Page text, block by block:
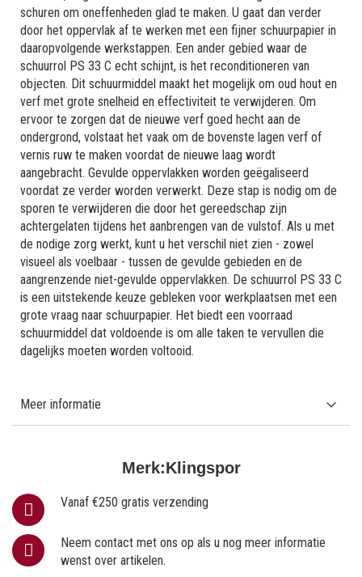
Merk:Klingspor
Vanaf €250 gratis verzending
Neem contact met ons op als u nog meer informatie
wenst over artikelen.
schuren om oneffenheden glad te maken. U gaat dan verder
door het oppervlak af te werken met een fijner schuurpapier in
daaropvolgende werkstappen. Een ander gebied waar de
schuurrol PS 33 C echt schijnt, is het reconditioneren van
objecten. Dit schuurmiddel maakt het mogelijk om oud hout en
verf met grote snelheid en effectiviteit te verwijderen. Om
ervoor te zorgen dat de nieuwe verf goed hecht aan de
ondergrond, volstaat het vaak om de bovenste lagen verf of
vernis ruw te maken voordat de nieuwe laag wordt
aangebracht. Gevulde oppervlakken worden geëgaliseerd
voordat ze verder worden verwerkt. Deze stap is nodig om de
sporen te verwijderen die door het gereedschap zijn
achtergelaten tijdens het aanbrengen van de vulstof. Als u met
de nodige zorg werkt, kunt u het verschil niet zien - zowel
visueel als voelbaar - tussen de gevulde gebieden en de
aangrenzende niet-gevulde oppervlakken. De schuurrol PS 33 C
is een uitstekende keuze gebleken voor werkplaatsen met een
grote vraag naar schuurpapier. Het biedt een voorraad
schuurmiddel dat voldoende is om alle taken te vervullen die
dagelijks moeten worden voltooid.
Meer informatie